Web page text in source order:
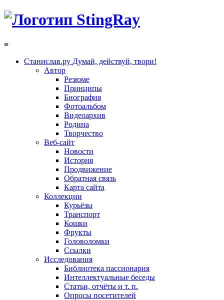
≡
Станислав.ру Думай, действуй, твори!
Автор
Резюме
Принципы
Биография
Фотоальбом
Видеоархив
Родина
Творчество
Веб-сайт
Новости
История
Продвижение
Обратная связь
Карта сайта
Коллекции
Курьёзы
Транспорт
Кошки
Фрукты
Головоломки
Ссылки
Исследования
Библиотека пассионария
Интеллектуальные беседы
Статьи, отчёты и т. п.
Опросы посетителей